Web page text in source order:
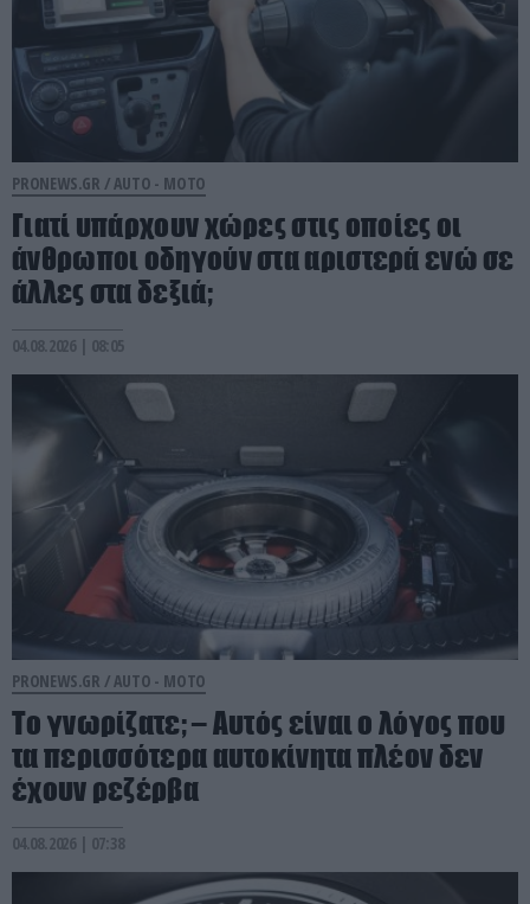
PRONEWS.GR / AUTO - MOTO
Γιατί υπάρχουν χώρες στις οποίες οι
άνθρωποι οδηγούν στα αριστερά ενώ σε
άλλες στα δεξιά;
04.08.2026 | 08:05
PRONEWS.GR /AUTO - MOTO
Το γνωρίζατε; – Aυτός είναι ο λόγος που
τα περισσότερα αυτοκίνητα πλέον δεν
έχουν ρεζέρβα
04.08.2026 | 07:38